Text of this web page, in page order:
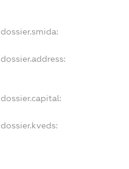
dossier.smida:
dossier.address:
dossier.capital:
dossier.kveds: